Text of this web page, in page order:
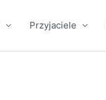
Przyjaciele